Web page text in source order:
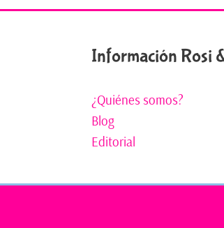
Información Rosi
¿Quiénes somos?
Blog
Editorial